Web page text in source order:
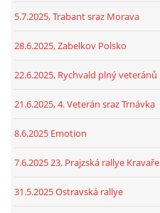
5.7.2025, Trabant sraz Morava
28.6.2025, Zabelkov Polsko
22.6.2025, Rychvald plný veteránů
21.6.2025, 4. Veterán sraz Trnávka
8.6.2025 Emotion
7.6.2025 23. Prajzská rallye Kravaře
31.5.2025 Ostravská rallye